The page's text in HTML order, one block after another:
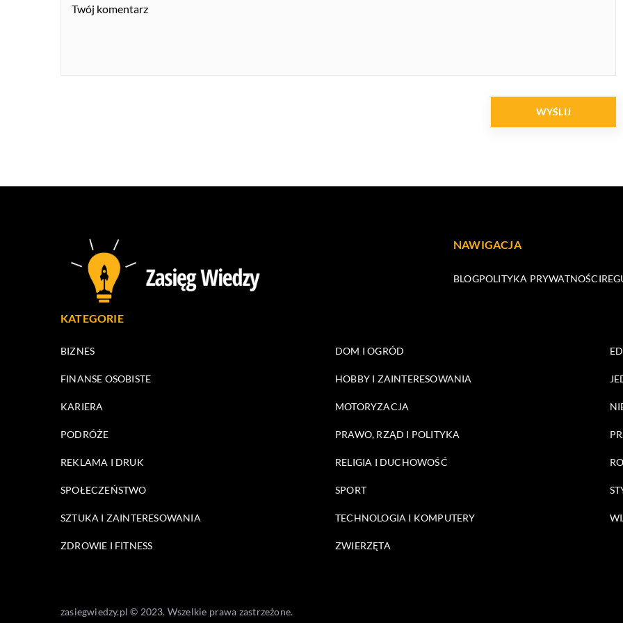
NAWIGACJA
BLOGPOLITYKA PRYWATNOŚCI
KATEGORIE
BIZNES DOM I OGRÓD
FINANSE OSOBISTE HOBBY I ZAINTERESOWANIA
KARIERA MOTORYZACJA
PODRÓŻE PRAWO, RZĄD I POLITYKA
REKLAMA I DRUK RELIGIA I DUCHOWOŚĆ
SPOŁECZEŃSTWO SPORT
SZTUKA I ZAINTERESOWANIA TECHNOLOGIA I KOMPUTERY
ZDROWIE I FITNESS ZWIERZĘTA
zasiegwiedzy.pl © 2023. Wszelkie prawa zastrzeżone.